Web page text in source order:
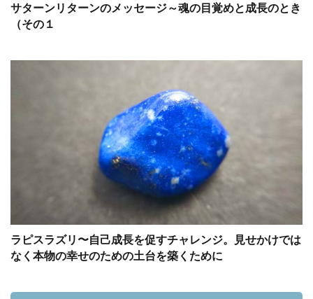
サターンリターンのメッセージ～魂の目覚めと成長のとき
（その１
ラピスラズリ〜自己成長を促すチャレンジ。見せかけでは
なく本物の幸せのための土台を築くために